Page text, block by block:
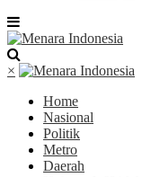
×
Home
Nasional
Politik
Metro
Daerah